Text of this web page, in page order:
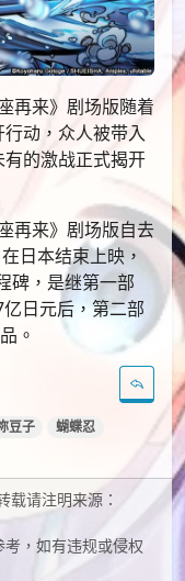
再来》剧场版随着
动，众人被带入
的激战正式揭开
再来》剧场版自去
日本结束上映，
碑，是继第一部
日元后，第二部
。
豆子
蝴蝶忍
载请注明来源：
，如有违规或侵权